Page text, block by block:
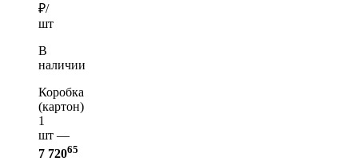
₽/
шт
В
наличии
Коробка
(картон)
1
шт —
7 72065